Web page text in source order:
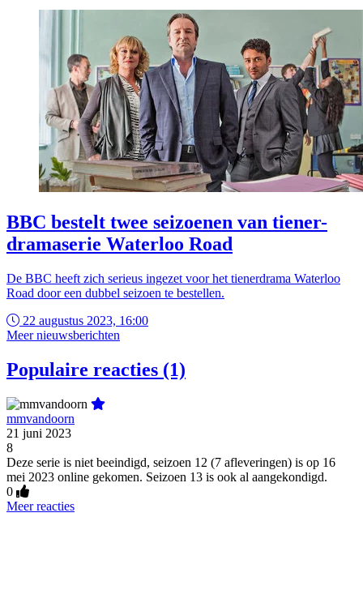
BBC bestelt twee seizoenen van tiener-
dramaserie Waterloo Road
De BBC heeft zich serieus ingezet voor het tienerdrama Waterloo
Road door een dubbel seizoen te bestellen.
22 augustus 2023, 16:00
Meer nieuwsberichten
Populaire reacties (1)
mmvandoorn
21 juni 2023
8
Deze serie is niet beeindigd, seizoen 12 (7 afleveringen) is op 16
mei 2023 online gekomen. Seizoen 13 is ook al aangekondigd.
0
Meer reacties